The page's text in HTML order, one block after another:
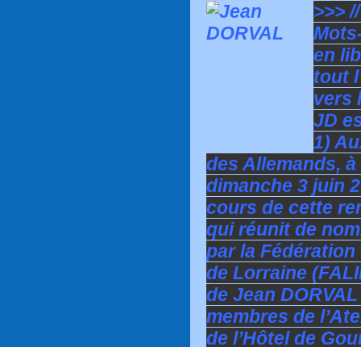
>>>
en
tout
vers
JD
1)
des Allemands,
dimanche 3 juin
cours de cette
qui réunit de
par la
de Lorraine
de Jean
membres de
de l’Hôtel de